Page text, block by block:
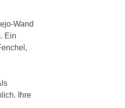
Wand
Ein
Ihre